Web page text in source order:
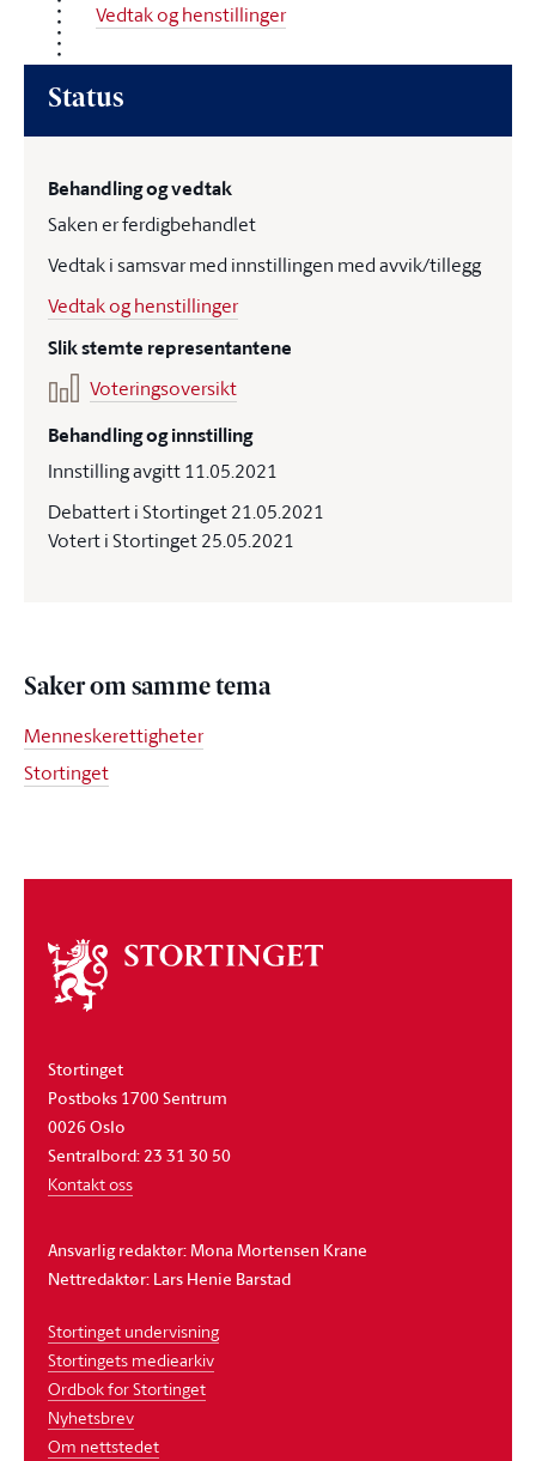
Vedtak og henstillinger
Status
Behandling og vedtak
Saken er ferdigbehandlet
Vedtak i samsvar med innstillingen med avvik/tillegg
Vedtak og henstillinger
Slik stemte representantene
Voteringsoversikt
Behandling og innstilling
Innstilling avgitt 11.05.2021
Debattert i Stortinget 21.05.2021
Votert i Stortinget 25.05.2021
Saker om samme tema
Menneskerettigheter
Stortinget
Om
stortinget
Stortinget
Postboks 1700 Sentrum
0026 Oslo
Sentralbord: 23 31 30 50
Kontakt oss
Ansvarlig redaktør: Mona Mortensen Krane
Nettredaktør: Lars Henie Barstad
Stortinget undervisning
Stortingets mediearkiv
Ordbok for Stortinget
Nyhetsbrev
Om nettstedet